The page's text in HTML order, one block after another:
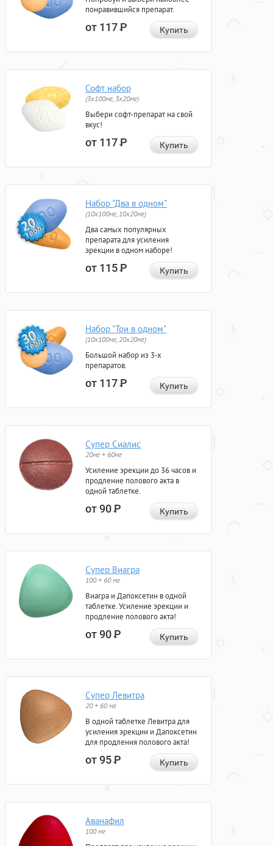
понравившийся препарат.
от 117Р Купить
Софт набор
(3x100мг, 3x20мг)
Выбери софт-препарат на свой
вкус!
от 117Р Купить
Набор "Два в одном"
(10x100мг, 10x20мг)
Два самых популярных
препарата для усиления
эрекции в одном наборе!
от 115Р Купить
Набор "Три в одном"
(10x100мг, 20x20мг)
Большой набор из 3-х
препаратов.
от 117Р Купить
Супер Сиалис
20мг + 60мг
Усиление эрекции до 36 часов и
продление полового акта в
одной таблетке.
от 90Р Купить
Супер Виагра
100 + 60 мг
Виагра и Дапоксетин в одной
таблетке. Усиление эрекции и
продление полового акта!
от 90Р Купить
Супер Левитра
20 + 60 мг
В одной таблетке Левитра для
усиления эрекции и Дапоксетин
для продления полового акта!
от 95Р Купить
Аванафил
100 мг